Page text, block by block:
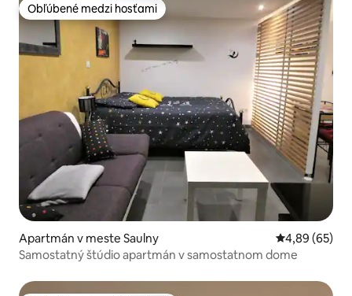
Obľúbené medzi hosťami
Obľúbené medzi hosťami
Apartmán v meste Saulny Priemerné
4,89 (65)
Samostatný štúdio apartmán v samostatnom dome